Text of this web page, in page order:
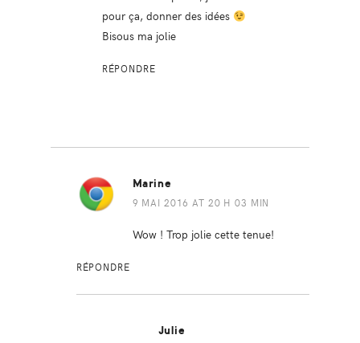
pour ça, donner des idées
Bisous ma jolie
RÉPONDRE
Marine
9 MAI 2016 AT 20 H 03 MIN
Wow ! Trop jolie cette tenue!
RÉPONDRE
Julie